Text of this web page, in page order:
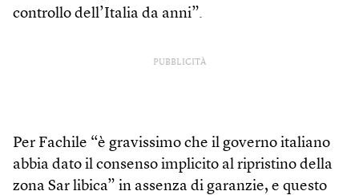
controllo dell’Italia da anni”.
PUBBLICITÀ
Per Fachile “è gravissimo che il governo italiano
abbia dato il consenso implicito al ripristino della
zona Sar libica” in assenza di garanzie, e questo